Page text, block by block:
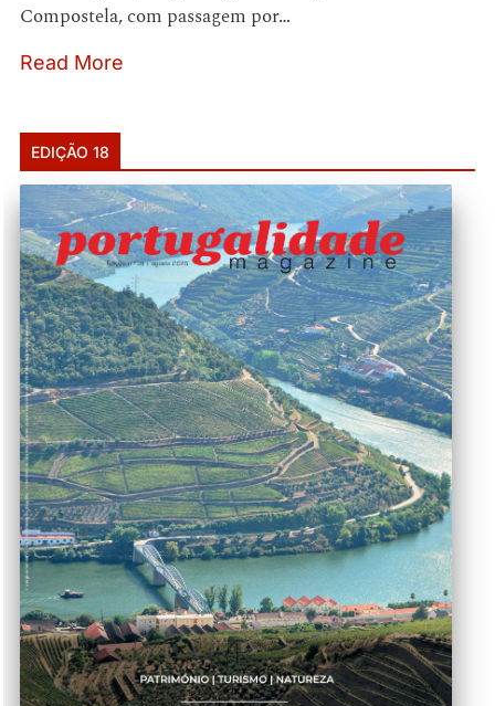
Compostela, com passagem por…
Read More
EDIÇÃO 18